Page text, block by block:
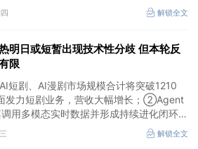
司”跃迁。
解锁全文
明日或短暂出现技术性分歧 但本轮反
限
剧、AI漫剧市场规模合计将突破1210
发力短剧业务，营收大幅增长；②Agent
用多模态实时数据并形成持续进化闭环的
成TPC-DS测试并通过官方审计的数据库企
为Robotaxi商业化元年，公司正从“传统
解锁全文